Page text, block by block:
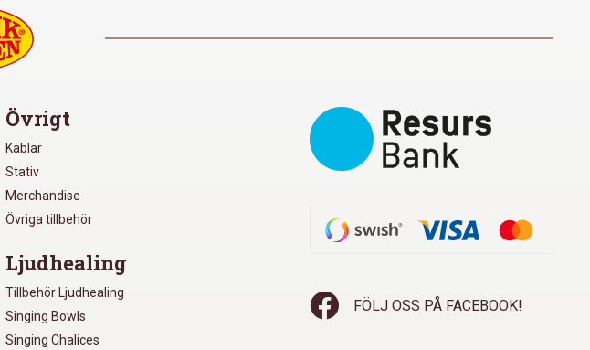
Övrigt
Kablar
Stativ
Merchandise
Övriga tillbehör
Ljudhealing
Tillbehör Ljudhealing
Singing Bowls
Singing Chalices
FÖLJ OSS PÅ FACEBOOK!